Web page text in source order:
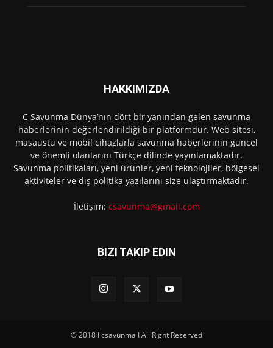
HAKKIMIZDA
C Savunma Dünya’nın dört bir yanından gelen savunma
haberlerinin değerlendirildiği bir platformdur. Web sitesi,
masaüstü ve mobil cihazlarla savunma haberlerinin güncel
ve önemli olanlarını Türkçe dilinde yayınlamaktadır.
Savunma politikaları, yeni ürünler, yeni teknolojiler, bölgesel
aktiviteler ve dış politika yazılarını size ulaştırmaktadır.
İletişim: csavunma@gmail.com
BIZI TAKIP EDIN
© 2018 I csavunma I All Right Reserved